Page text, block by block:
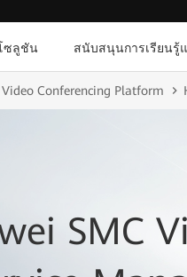
ซลูชัน สนับสนุนการเรียนรู้
Conferencing Platform
SMC